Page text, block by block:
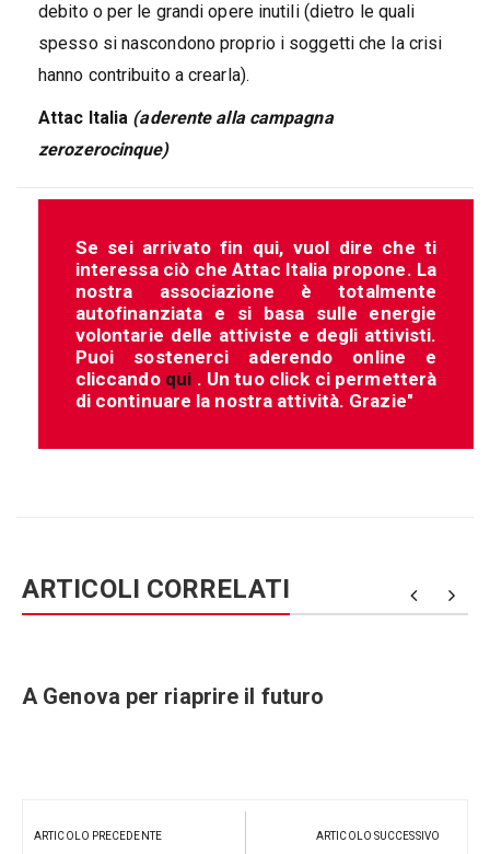
debito o per le grandi opere inutili (dietro le quali
spesso si nascondono proprio i soggetti che la crisi
hanno contribuito a crearla).
Attac Italia (aderente alla campagna
zerozerocinque)
Se sei arrivato fin qui, vuol dire che ti
interessa ciò che Attac Italia propone. La
nostra associazione è totalmente
autofinanziata e si basa sulle energie
volontarie delle attiviste e degli attivisti.
Puoi sostenerci aderendo online e
cliccando qui . Un tuo click ci permetterà
di continuare la nostra attività. Grazie"
ARTICOLI CORRELATI
A Genova per riaprire il futuro
articoli
ARTICOLO PRECEDENTE ARTICOLO SUCCESSIVO